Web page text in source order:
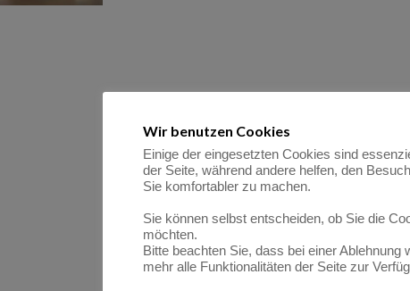
Wir benutzen Cookies
Einige der eingesetzten Cookies sind
der Seite, während andere helfen, den
Sie komfortabler zu machen.
Sie können selbst entscheiden, ob Sie die
möchten.
Bitte beachten Sie, dass bei einer Ablehnung
mehr alle Funktionalitäten der Seite zur